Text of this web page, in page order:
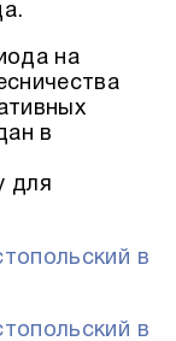
на
в
для
в
в